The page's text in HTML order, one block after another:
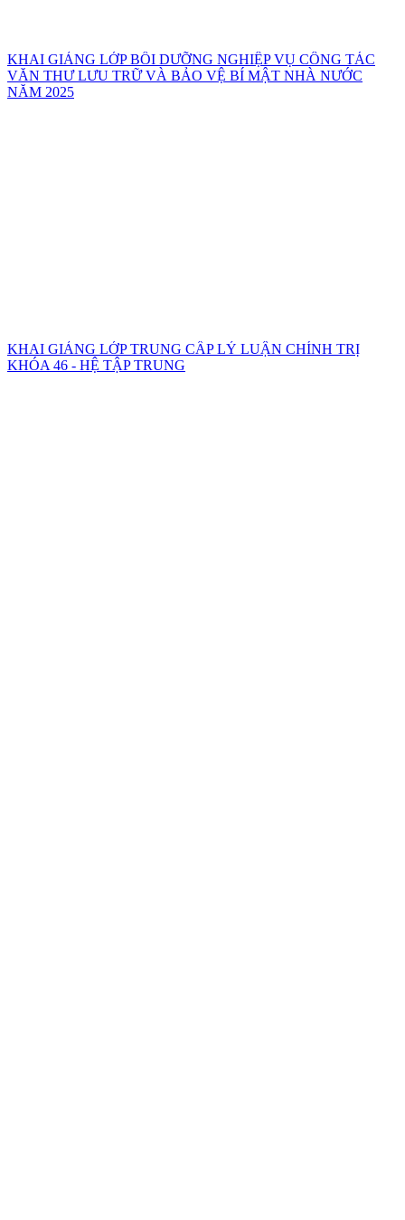
KHAI GIẢNG LỚP BỒI DƯỠNG NGHIỆP VỤ CÔNG TÁC
VĂN THƯ LƯU TRỮ VÀ BẢO VỆ BÍ MẬT NHÀ NƯỚC
NĂM 2025
KHAI GIẢNG LỚP TRUNG CẤP LÝ LUẬN CHÍNH TRỊ
KHÓA 46 - HỆ TẬP TRUNG